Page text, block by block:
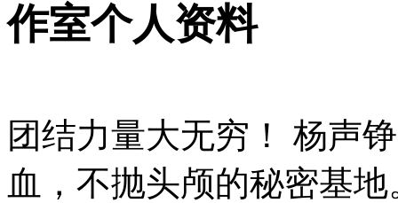
作室个人资料
团结力量大无穷！ 杨声
血，不抛头颅的秘密基